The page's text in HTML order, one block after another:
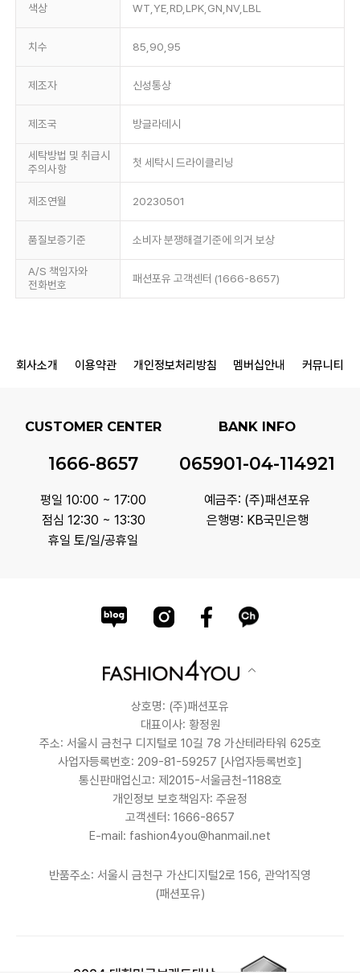
색상 WT,YE,RD,LPK,GN,NV,LBL
치수 85,90,95
제조자 신성통상
제조국 방글라데시
세탁방법 및 취급시
주의사항
첫 세탁시 드라이클리닝
제조연월 20230501
품질보증기준 소비자 분쟁해결기준에 의거 보상
A/S 책임자와
전화번호
패션포유 고객센터 (1666-8657)
회사소개 이용약관 개인정보처리방침 멤버십안내 커뮤니티
CUSTOMER CENTER
1666-8657
평일 10:00 ~ 17:00
점심 12:30 ~ 13:30
휴일 토/일/공휴일
BANK INFO
065901-04-114921
예금주: (주)패션포유
은행명: KB국민은행
상호명: (주)패션포유
대표이사: 황정원
주소: 서울시 금천구 디지털로 10길 78 가산테라타워 625호
사업자등록번호: 209-81-59257 [사업자등록번호]
통신판매업신고: 제2015-서울금천-1188호
개인정보 보호책임자: 주윤정
고객센터: 1666-8657
E-mail: fashion4you@hanmail.net
반품주소: 서울시 금천구 가산디지털2로 156, 관악1직영
(패션포유)